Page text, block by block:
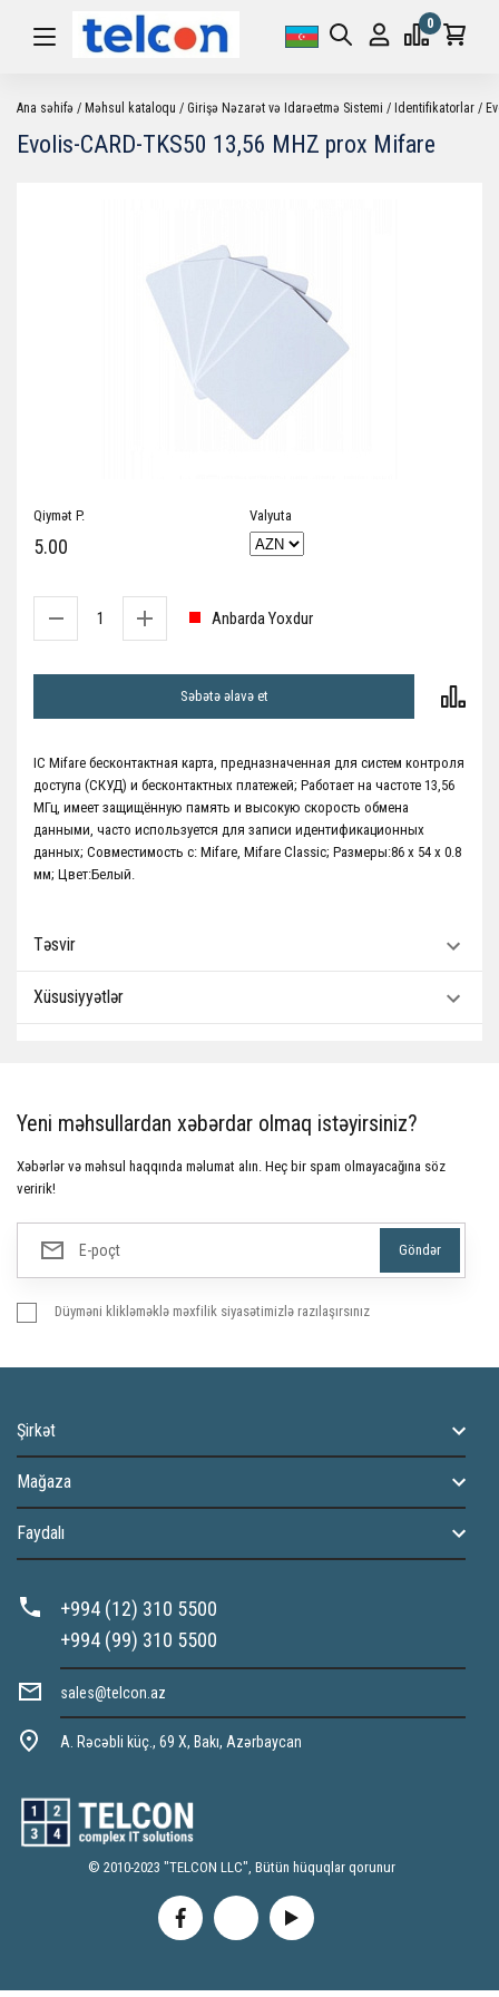
0
Ana səhifə Məhsul kataloqu Girişə Nəzarət və Idarəetmə Sistemi Identifikatorlar
Evolis-CARD-TKS50 13,56 MHZ prox Mifare
Qiymət P.
5.00
Valyuta
Anbarda Yoxdur
Səbətə əlavə et
IC Mifare бесконтактная карта, предназначенная для систем контроля
доступа (СКУД) и бесконтактных платежей; Работает на частоте 13,56
МГц, имеет защищённую память и высокую скорость обмена
данными, часто используется для записи идентификационных
данных; Совместимость с: Mifare, Mifare Classic; Размеры:86 x 54 x 0.8
мм; Цвет:Белый.
Təsvir
Xüsusiyyətlər
Yeni məhsullardan xəbərdar olmaq istəyirsiniz?
Xəbərlər və məhsul haqqında məlumat alın. Heç bir spam olmayacağına söz
veririk!
Düyməni klikləməklə məxfilik siyasətimizlə razılaşırsınız
Şirkət
Mağaza
Faydalı
+994 (12) 310 5500
+994 (99) 310 5500
sales@telcon.az
A. Rəcəbli küç., 69 X, Bakı, Azərbaycan
© 2010-2023 "TELCON LLC", Bütün hüquqlar qorunur